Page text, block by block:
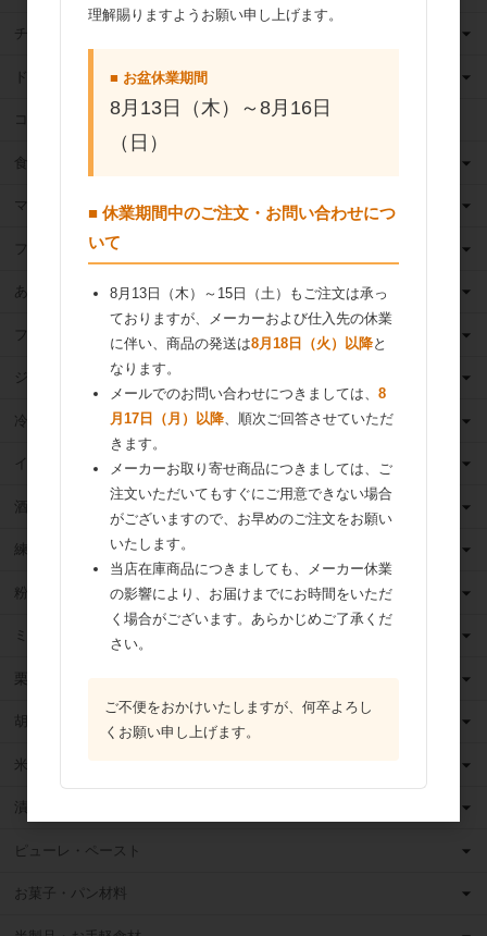
チョコレート
ドライフルーツ
ココア
食用油
マーガリン
フィリング
あんこ
フルーツ（果物）缶詰
ジャム
冷凍フルーツ
イースト・酵母
酒類
練乳
粉 乳
ミックス粉
栗・芋・かぼちゃ
胡麻
米粉
漬け込みフルーツ
ピューレ・ペースト
お菓子・パン材料
理解賜りますようお願い申し上げます。
■ お盆休業期間
8月13日（木）～8月16日
（日）
■ 休業期間中のご注文・お問い合わせにつ
いて
8月13日（木）～15日（土）もご注文は承っ
ておりますが、メーカーおよび仕入先の休業
に伴い、商品の発送は8月18日（火）以降と
なります。
メールでのお問い合わせにつきましては、 8
月17日（月）以降、順次ご回答させていただ
きます。
メーカーお取り寄せ商品につきましては、ご
注文いただいてもすぐにご用意できない場合
がございますので、お早めのご注文をお願い
いたします。
当店在庫商品につきましても、メーカー休業
の影響により、お届けまでにお時間をいただ
く場合がございます。あらかじめご了承くだ
さい。
ご不便をおかけいたしますが、何卒よろし
くお願い申し上げます。